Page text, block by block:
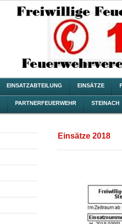
EINSATZABTEILUNG EINSÄTZE
PARTNERFEUERWEHR STEINACH
Einsätze 2018